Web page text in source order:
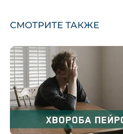
СМОТРИТЕ ТАКЖЕ